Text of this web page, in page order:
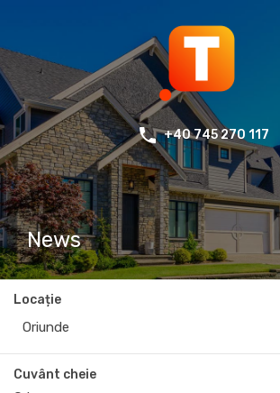
+40 745 270 117
News
Locație
Oriunde
Cuvânt cheie